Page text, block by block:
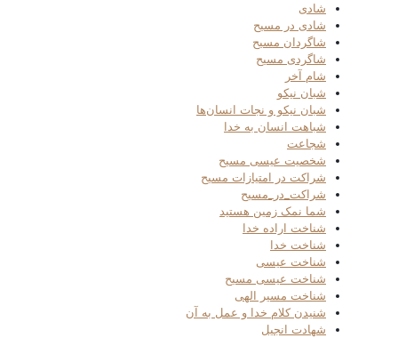
شادی
شادی در مسیح
شاگردان مسیح
شاگردی مسیح
شام آخر
شبان نیکو
شبان نیکو و نجات انسان‌ها
شباهت انسان به خدا
شجاعت
شخصیت عیسی مسیح
شراکت در امتیازات مسیح
شراکت_در_مسیح
شما نمک زمین هستید
شناخت اراده خدا
شناخت خدا
شناخت عیسی
شناخت عیسی مسیح
شناخت مسیر الهی
شنیدن کلام خدا و عمل به آن
شهادت انجیل